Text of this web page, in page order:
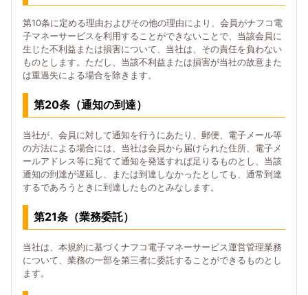
第10条に定める理由およびその他の理由により、会員がナフコ電
子マネーサービスを利用することができないことで、当該会員に
生じた不利益または損害について、当社は、その責任を負わない
ものとします。ただし、当該不利益または損害が当社の故意また
は重過失による場合を除きます。
第20条（通知の到達）
当社が、会員に対して通知を行うにあたり、郵便、電子メール等
の方法による場合には、当社は会員から届けられた住所、電子メ
ールアドレス等に宛てて通知を発送すれば足りるものとし、当該
通知の到達が遅延し、または到達しなかったとしても、通常到達
するであろうときに到達したものとみなします。
第21条（業務委託）
当社は、本規約に基づくナフコ電子マネーサービス運営管理業務
について、業務の一部を第三者に委託することができるものとし
ます。